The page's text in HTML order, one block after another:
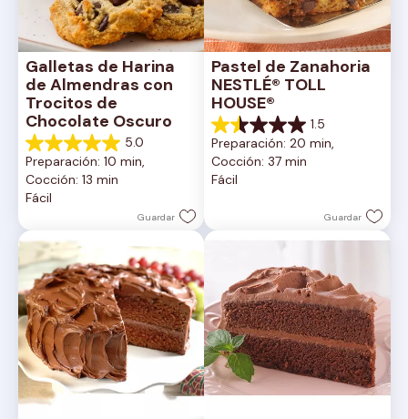
Galletas de Harina
de Almendras con
Trocitos de
Chocolate Oscuro
5.0
5.0
de
5
estrellas.
reseña
Preparación: 10 min,
Cocción: 13 min
Fácil
Guardar
Pastel de Zanahoria
NESTLÉ® TOLL
HOUSE®
1.5
1.5
de
5
estrellas.
Preparación: 20 min,
Cocción: 37 min
Fácil
Guardar